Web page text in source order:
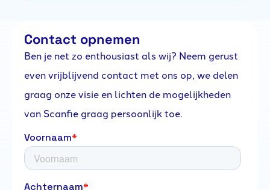
Contact opnemen
Ben je net zo enthousiast als wij? Neem gerust
even vrijblijvend contact met ons op, we delen
graag onze visie en lichten de mogelijkheden
van Scanfie graag persoonlijk toe.